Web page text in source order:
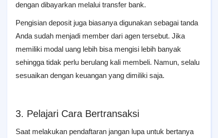
dengan dibayarkan melalui transfer bank.
Pengisian deposit juga biasanya digunakan sebagai tanda
Anda sudah menjadi member dari agen tersebut. Jika
memiliki modal uang lebih bisa mengisi lebih banyak
sehingga tidak perlu berulang kali membeli. Namun, selalu
sesuaikan dengan keuangan yang dimiliki saja.
3. Pelajari Cara Bertransaksi
Saat melakukan pendaftaran jangan lupa untuk bertanya